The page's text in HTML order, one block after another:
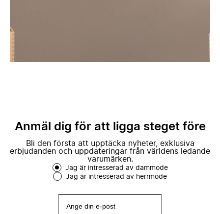
Anmäl dig för att ligga steget före
Bli den första att upptäcka nyheter, exklusiva
erbjudanden och uppdateringar från världens ledande
varumärken.
Jag är intresserad av dammode
Jag är intresserad av herrmode